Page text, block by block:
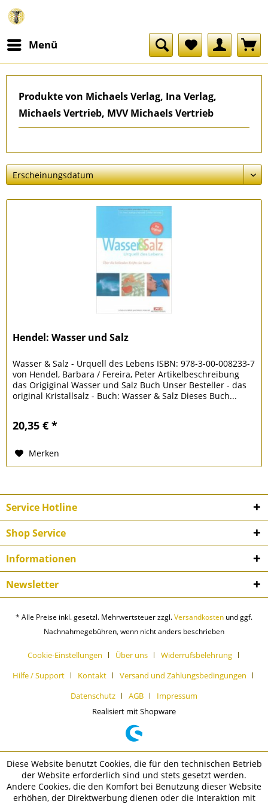
Menü
Produkte von Michaels Verlag, Ina Verlag,
Michaels Vertrieb, MVV Michaels Vertrieb
Hendel: Wasser und Salz
Wasser & Salz - Urquell des Lebens ISBN: 978-3-00-008233-7
von Hendel, Barbara / Fereira, Peter Artikelbeschreibung
das Origiginal Wasser und Salz Buch Unser Besteller - das
original Kristallsalz - Buch: Wasser & Salz Dieses Buch...
20,35 € *
Merken
Service Hotline
Shop Service
Informationen
Newsletter
* Alle Preise inkl. gesetzl. Mehrwertsteuer zzgl.Versandkosten und ggf.
Nachnahmegebühren, wenn nicht anders beschrieben
Cookie-Einstellungen Über uns
Widerrufsbelehrung
Hilfe / Support
Kontakt
Versand und Zahlungsbedingungen
Datenschutz
AGB
Impressum
Realisiert mit Shopware
Diese Website benutzt Cookies, die für den technischen Betrieb
der Website erforderlich sind und stets gesetzt werden.
Andere Cookies, die den Komfort bei Benutzung dieser Website
erhöhen, der Direktwerbung dienen oder die Interaktion mit